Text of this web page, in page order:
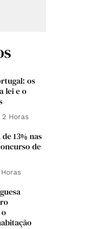
os
lei e o
2 Horas
13% nas
de